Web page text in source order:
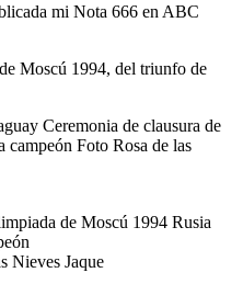
mi Nota 666 en ABC
Moscú 1994, del triunfo de
de Moscú 1994 Rusia
Nieves Jaque